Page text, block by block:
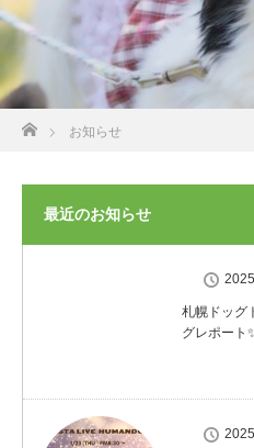
ホーム
お知らせ
最近のお知らせ
札幌ドッグ
グレポート